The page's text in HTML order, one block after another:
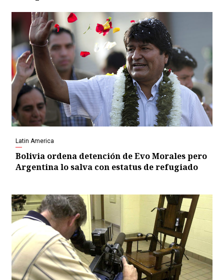
Latin America
Bolivia ordena detención de Evo Morales pero
Argentina lo salva con estatus de refugiado